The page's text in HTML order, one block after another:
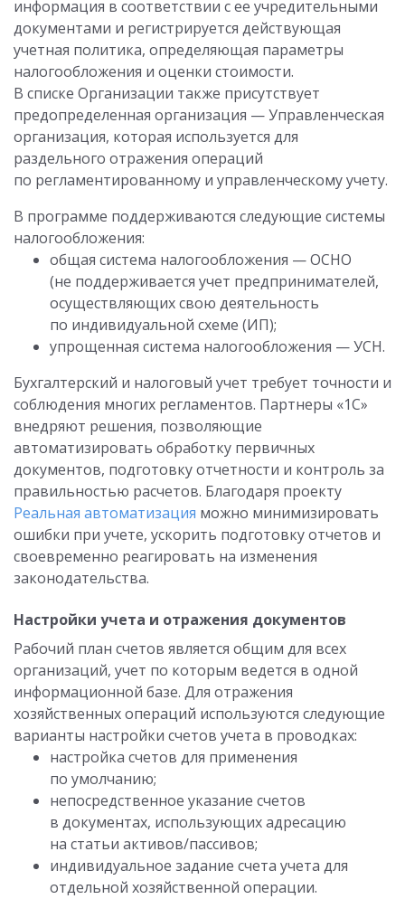
информация в соответствии с ее учредительными
документами и регистрируется действующая
учетная политика, определяющая параметры
налогообложения и оценки стоимости.
В списке Организации также присутствует
предопределенная организация — Управленческая
организация, которая используется для
раздельного отражения операций
по регламентированному и управленческому учету.
В программе поддерживаются следующие системы
налогообложения:
общая система налогообложения — ОСНО
(не поддерживается учет предпринимателей,
осуществляющих свою деятельность
по индивидуальной схеме (ИП);
упрощенная система налогообложения — УСН.
Бухгалтерский и налоговый учет требует точности и
соблюдения многих регламентов. Партнеры «1С»
внедряют решения, позволяющие
автоматизировать обработку первичных
документов, подготовку отчетности и контроль за
правильностью расчетов. Благодаря проекту
Реальная автоматизация можно минимизировать
ошибки при учете, ускорить подготовку отчетов и
своевременно реагировать на изменения
законодательства.
Настройки учета и отражения документов
Рабочий план счетов является общим для всех
организаций, учет по которым ведется в одной
информационной базе. Для отражения
хозяйственных операций используются следующие
варианты настройки счетов учета в проводках:
настройка счетов для применения
по умолчанию;
непосредственное указание счетов
в документах, использующих адресацию
на статьи активов/пассивов;
индивидуальное задание счета учета для
отдельной хозяйственной операции.